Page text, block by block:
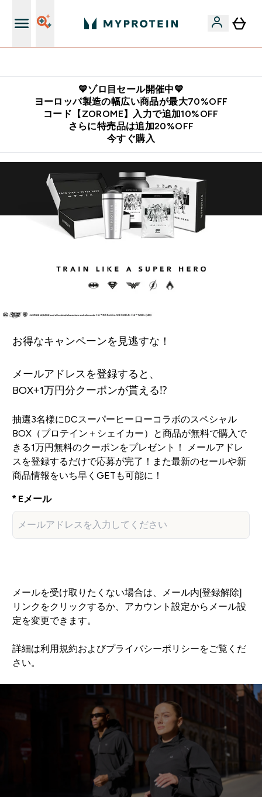
💙ゾロ目セール開催中💙
ヨーロッパ製造の幅広い商品が最大70%OFF
コード【ZOROME】入力で追加10%OFF
さらに特売品は追加20%OFF
今すぐ購入
お得なキャンペーンを見逃すな！
メールアドレスを登録すると、
BOX+1万円分クーポンが貰える⁉
抽選3名様にDCスーパーヒーローコラボのスペシャル
BOX（プロテイン＋シェイカー）と商品が無料で購入で
きる1万円無料のクーポンをプレゼント！ メールアドレ
スを登録するだけで応募が完了！また最新のセールや新
商品情報をいち早くGETも可能に！
Eメール
メールを受け取りたくない場合は、メール内[登録解除]
リンクをクリックするか、アカウント設定からメール設
定を変更できます。
詳細は利用規約およびプライバシーポリシーをご覧くだ
さい。